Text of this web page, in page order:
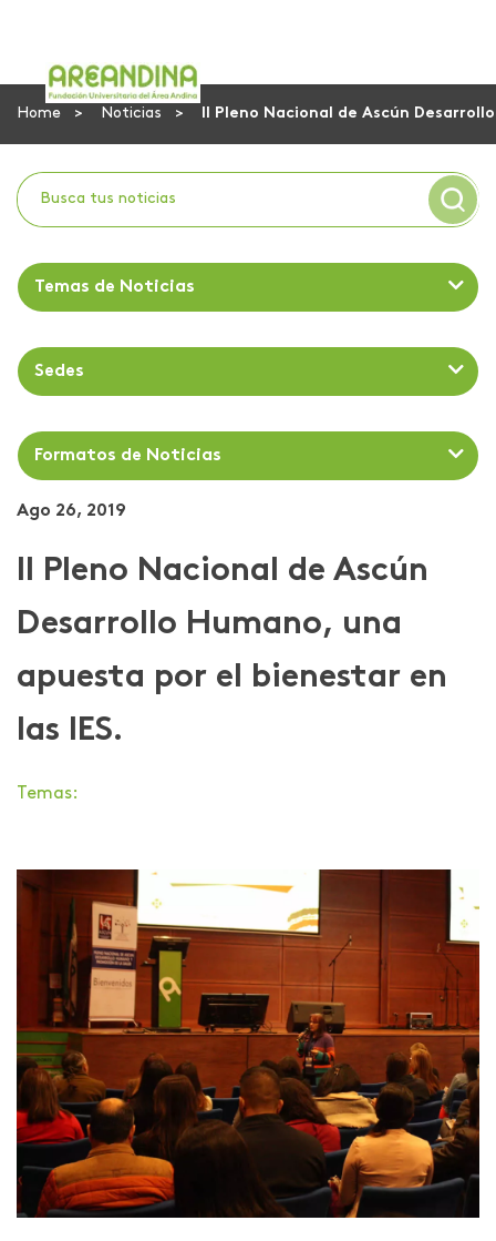
Home Noticias II Pleno Nacional de Ascún
Temas de Noticias
Sedes
Formatos de Noticias
Ago 26, 2019
II Pleno Nacional de Ascún
Desarrollo Humano, una
apuesta por el bienestar en
las IES.
Temas: